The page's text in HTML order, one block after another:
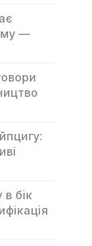
—
бік